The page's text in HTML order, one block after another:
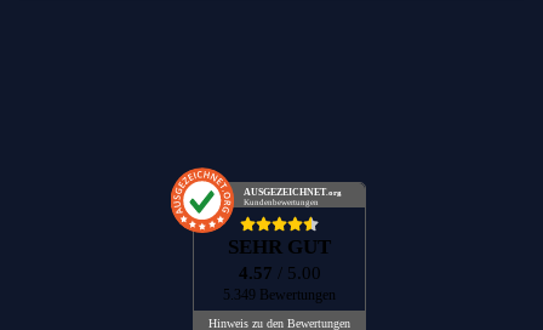
AUSGEZEICHNET.org
Kundenbewertungen
SEHR GUT
4.57 / 5.00
5.349 Bewertungen
Hinweis zu den Bewertungen